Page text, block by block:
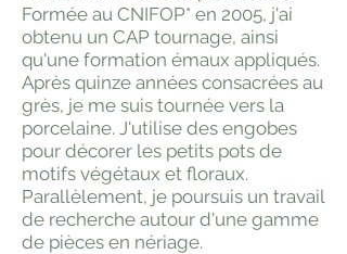
Formée au CNIFOP* en 2005, j'ai
obtenu un CAP tournage, ainsi
qu'une formation émaux appliqués.
Après quinze années consacrées au
grès, je me suis tournée vers la
porcelaine. J'utilise des engobes
pour décorer les petits pots de
motifs végétaux et floraux.
Parallèlement, je poursuis un travail
de recherche autour d'une gamme
de pièces en nériage.